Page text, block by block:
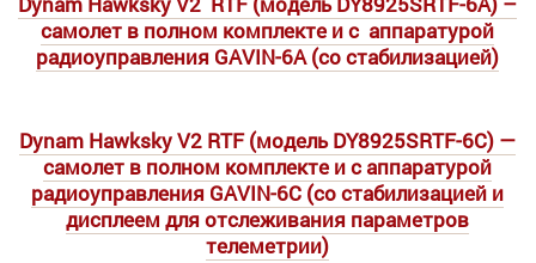
самолет в полном комплекте и с аппаратурой
радиоуправления GAVIN-6A (со стабилизацией)
Dynam Hawksky V2 RTF (модель DY8925SRTF-6C) —
самолет в полном комплекте и с аппаратурой
радиоуправления GAVIN-6С (со стабилизацией и
дисплеем для отслеживания параметров
телеметрии)